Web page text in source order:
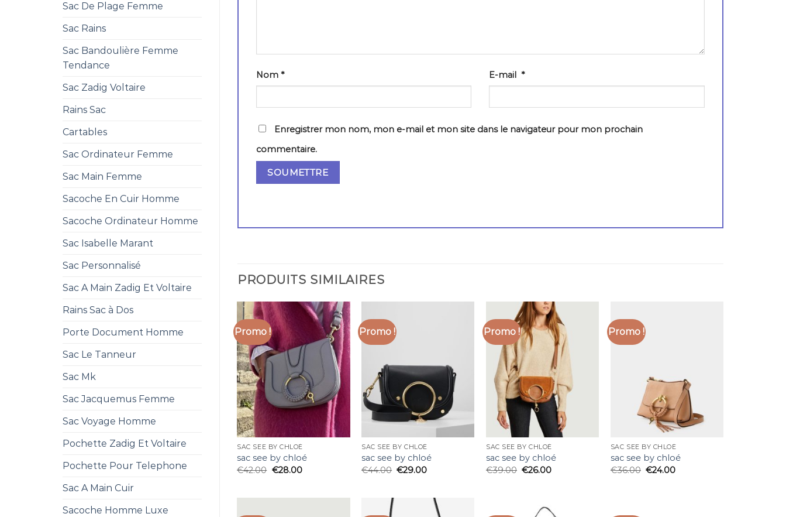
Sac De Plage Femme
Sac Rains
Sac Bandoulière Femme
Tendance
Sac Zadig Voltaire
Rains Sac
Cartables
Sac Ordinateur Femme
Sac Main Femme
Sacoche En Cuir Homme
Sacoche Ordinateur Homme
Sac Isabelle Marant
Sac Personnalisé
Sac A Main Zadig Et Voltaire
Rains Sac à Dos
Porte Document Homme
Sac Le Tanneur
Sac Mk
Sac Jacquemus Femme
Sac Voyage Homme
Pochette Zadig Et Voltaire
Pochette Pour Telephone
Sac A Main Cuir
Sacoche Homme Luxe
Nom * E-mail*
Enregistrer mon nom, mon e-mail et mon site dans le navigateur pour mon prochain
commentaire.
PRODUITS SIMILAIRES
Promo !
SAC SEE BY CHLOÉ
sac see by chloé
€42.00 €28.00
Promo !
SAC SEE BY CHLOÉ
sac see by chloé
€44.00 €29.00
Promo !
SAC SEE BY CHLOÉ
sac see by chloé
€39.00 €26.00
Promo !
SAC SEE BY CHLOÉ
sac see by chloé
€36.00 €24.00